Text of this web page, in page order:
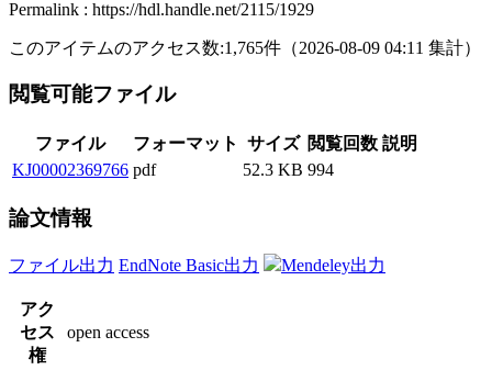
Permalink : https://hdl.handle.net/2115/1929
このアイテムのアクセス数:1,765件 （2026-08-09 04:11 集計）
閲覧可能ファイル
ファイル フォーマット サイズ 閲覧回数 説明
KJ00002369766 pdf 52.3 KB 994
論文情報
ファイル出力 EndNote Basic出力 Mendeley出力
アク
セス
権
open access